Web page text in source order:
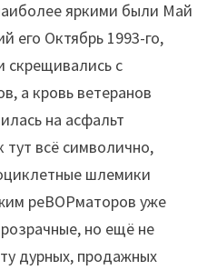
яркими были Май
его Октябрь 1993-го,
скрещивались с
а кровь ветеранов
на асфальт
тут всё символично,
шлемики
реВОРматоров уже
но ещё не
дурных, продажных